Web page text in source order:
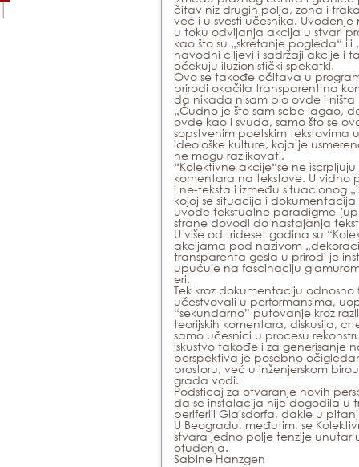
čitav niz drugih polja, zona i
već i u svesti učesnika.
u toku odvijanja akcija u stvari
kao što su „skretanje pogleda“
navodni ciljevi i sadržaji akcije i
očekuju iluzionistički spekatkl.
Ovo se takođe očitava u
prirodi okačila transparent na
da nikada nisam bio ovde i ništa
„Čudno je što sam sebe lagao,
ovde kao i svuda, samo što se
sopstvenim poetskim tekstovima
ideološke kulture, koja je
ne mogu razlikovati.
“Kolektivne akcije“se ne
komentara na tekstove. U vidno
i ne-teksta i između situacionog
kojoj se situacija i
uvode tekstualne paradigme
strane dovodi do nastajanja
U više od trideset godina su
akcijama pod nazivom
transparenta gesla u prirodi je
upućuje na fascinaciju
eri.
Tek kroz dokumentaciju
učestvovali u performansima,
“sekundarno” putovanje kroz
teorijskih komentara, diskusija,
samo učesnici u procesu
iskustvo takođe i za generisanje
perspektiva je posebno
prostoru, već u inženjerskom
grada vodi.
Podsticaj za otvaranje novih
da se instalacija nije dogodila u
periferiji Glajsdorfa, dakle u
U Beogradu, međutim, se
stvara jedno polje tenzije unutar
otuđenja.
Sabine Hanzgen